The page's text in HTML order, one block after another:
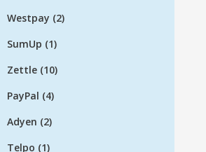
Westpay (2)
SumUp (1)
Zettle (10)
PayPal (4)
Adyen (2)
Telpo (1)